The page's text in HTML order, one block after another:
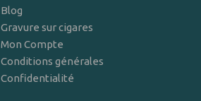
Blog
Gravure sur cigares
Mon Compte
Conditions générales
Confidentialité